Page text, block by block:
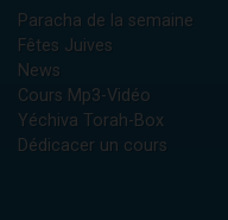
Paracha de la semaine
Fêtes Juives
News
Cours Mp3-Vidéo
Yéchiva Torah-Box
Dédicacer un cours